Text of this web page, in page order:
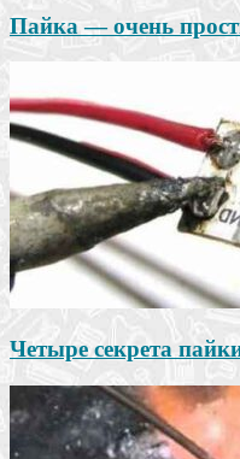
Пайка — очень
Четыре секрета